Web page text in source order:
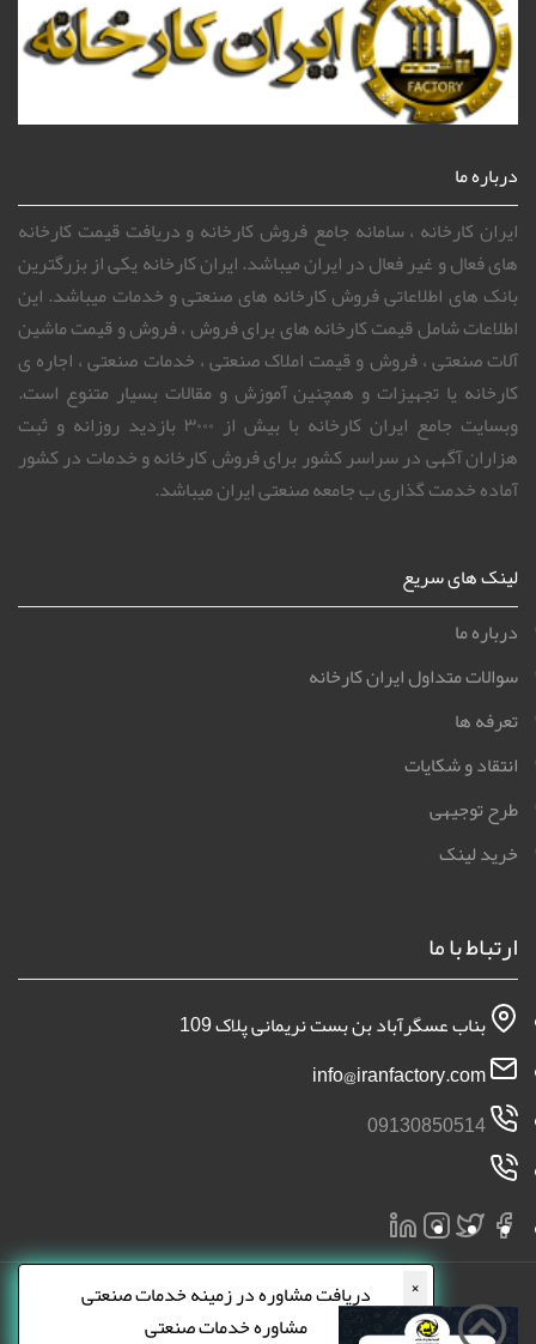
×
دریافت مشاوره در زمینه خدمات صنعتی
مشاوره خدمات صنعتی
درباره ما
ایران کارخانه ، سامانه جامع فروش کارخانه و دریافت قیمت کارخانه
های فعال و غیر فعال در ایران میباشد. ایران کارخانه یکی از بزرگترین
بانک های اطلاعاتی فروش کارخانه های صنعتی و خدمات میباشد. این
اطلاعات شامل قیمت کارخانه های برای فروش ، فروش و قیمت ماشین
آلات صنعتی ، فروش و قیمت املاک صنعتی ، خدمات صنعتی ، اجاره ی
کارخانه یا تجهیزات و همچنین آموزش و مقالات بسیار متنوع است.
وبسایت جامع ایران کارخانه با بیش از ۳۰۰۰ بازدید روزانه و ثبت
هزاران آگهی در سراسر کشور برای فروش کارخانه و خدمات در کشور
آماده خدمت گذاری ب جامعه صنعتی ایران میباشد.
لینک های سریع
درباره ما
سوالات متداول ایران کارخانه
تعرفه ها
انتقاد و شکایات
طرح توجیهی
خرید لینک
ارتباط با ما
بناب عسگرآباد بن بست نریمانی پلاک 109
09130850514